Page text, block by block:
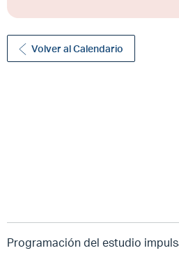
Volver al Calendario
Programación del estudio